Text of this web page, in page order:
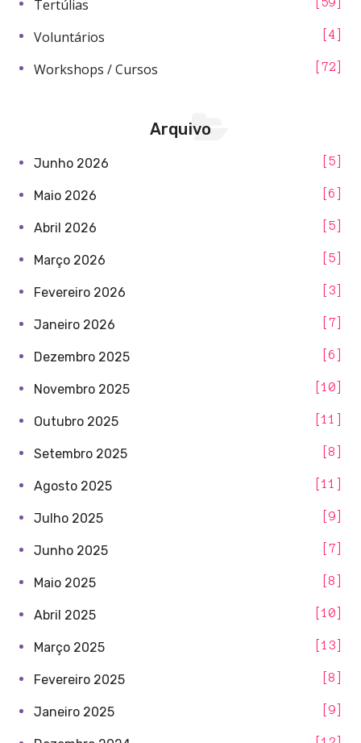
Tertúlias
Voluntários 4
Workshops / Cursos 72
Arquivo
Junho 2026 5
Maio 2026 6
Abril 2026 5
Março 2026 5
Fevereiro 2026 3
Janeiro 2026 7
Dezembro 2025 6
Novembro 2025 10
Outubro 2025 11
Setembro 2025 8
Agosto 2025 11
Julho 2025 9
Junho 2025 7
Maio 2025 8
Abril 2025 10
Março 2025 13
Fevereiro 2025 8
Janeiro 2025 9